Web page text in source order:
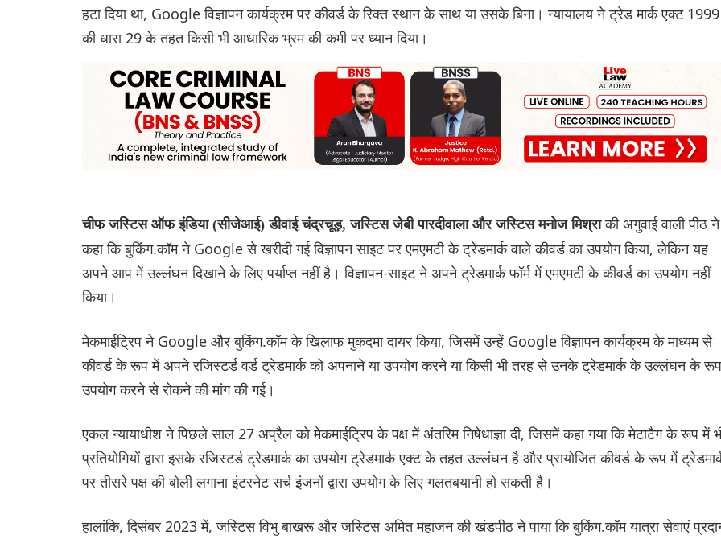
हटा दिया था, Google विज्ञापन कार्यक्रम पर कीवर्ड के रिक्त स्थान के साथ या उसके बिना। न्यायालय ने ट्रेड मार्क एक्ट 1999
की धारा 29 के तहत किसी भी आधारिक भ्रम की कमी पर ध्यान दिया।
चीफ जस्टिस ऑफ इंडिया (सीजेआई) डीवाई चंद्रचूड़, जस्टिस जेबी पारदीवाला और जस्टिस मनोज मिश्राकी अगुवाई वाली पीठ ने
कहा कि बुकिंग.कॉम ने Google से खरीदी गई विज्ञापन साइट पर एमएमटी के ट्रेडमार्क वाले कीवर्ड का उपयोग किया, लेकिन यह
अपने आप में उल्लंघन दिखाने के लिए पर्याप्त नहीं है। विज्ञापन-साइट ने अपने ट्रेडमार्क फॉर्म में एमएमटी के कीवर्ड का उपयोग नहीं
किया।
मेकमाईट्रिप ने Google और बुकिंग.कॉम के खिलाफ मुकदमा दायर किया, जिसमें उन्हें Google विज्ञापन कार्यक्रम के माध्यम से
कीवर्ड के रूप में अपने रजिस्टर्ड वर्ड ट्रेडमार्क को अपनाने या उपयोग करने या किसी भी तरह से उनके ट्रेडमार्क के उल्लंघन के
उपयोग करने से रोकने की मांग की गई।
एकल न्यायाधीश ने पिछले साल 27 अप्रैल को मेकमाईट्रिप के पक्ष में अंतरिम निषेधाज्ञा दी, जिसमें कहा गया कि मेटाटैग के रूप में
प्रतियोगियों द्वारा इसके रजिस्टर्ड ट्रेडमार्क का उपयोग ट्रेडमार्क एक्ट के तहत उल्लंघन है और प्रायोजित कीवर्ड के रूप में
पर तीसरे पक्ष की बोली लगाना इंटरनेट सर्च इंजनों द्वारा उपयोग के लिए गलतबयानी हो सकती है।
हालांकि, दिसंबर 2023 में, जस्टिस विभु बाखरू और जस्टिस अमित महाजन की खंडपीठ ने पाया कि बुकिंग.कॉम यात्रा सेवाएं